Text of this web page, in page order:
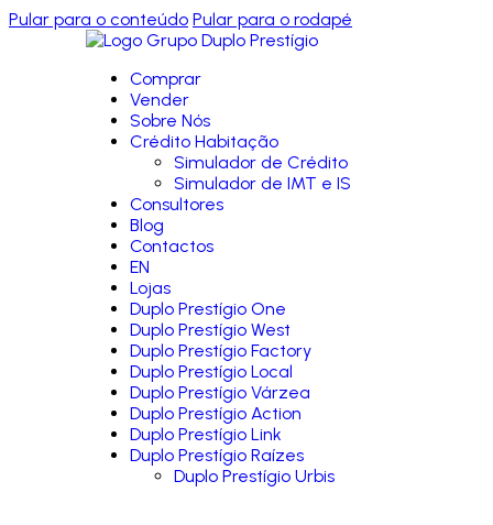
Pular para o conteúdo Pular para o rodapé
Comprar
Vender
Sobre Nós
Crédito Habitação
Simulador de Crédito
Simulador de IMT e IS
Consultores
Blog
Contactos
EN
Lojas
Duplo Prestígio One
Duplo Prestígio West
Duplo Prestígio Factory
Duplo Prestígio Local
Duplo Prestígio Várzea
Duplo Prestígio Action
Duplo Prestígio Link
Duplo Prestígio Raízes
Duplo Prestígio Urbis